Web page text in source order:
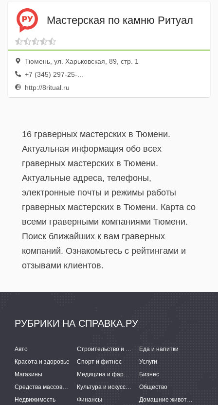
Мастерская по камню Ритуал
Тюмень, ул. Харьковская, 89, стр. 1
+7 (345) 297-25-...
http://8ritual.ru
16 граверных мастерских в Тюмени.
Актуальная информация обо всех
граверных мастерских в Тюмени.
Актуальные адреса, телефоны,
электронные почты и режимы работы
граверных мастерских в Тюмени. Карта со
всеми граверными компаниями Тюмени.
Поиск ближайших к вам граверных
компаний. Ознакомьтесь с рейтингами и
отзывами клиентов.
РУБРИКИ НА СПРАВКА.РУ
Авто Строительство и ремонт
Еда и напитки
Красота и здоровье
Спорт и фитнес
Услуги
Магазины
Медицина и фармацевтика
Бизнес
Средства массовой информации
Культура и искусство
Общество
Недвижимость
Финансы Домашние животные